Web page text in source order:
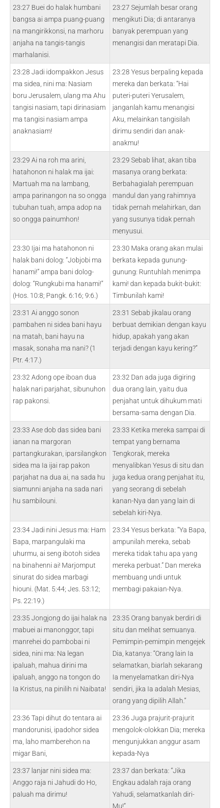
23:27 Buei do halak humbani
bangsa ai ampa puang-puang
na mangirikkonsi, na marhoru
anjaha na tangis-tangis
marhalanisi.
23:27 Sejumlah besar orang
mengikuti Dia; di antaranya
banyak perempuan yang
menangisi dan meratapi Dia.
23:28 Jadi idompakkon Jesus
ma sidea, nini ma: Nasiam
boru Jerusalem, ulang ma Ahu
tangisi nasiam, tapi dirinasiam
ma tangisi nasiam ampa
anaknasiam!
23:28 Yesus berpaling kepada
mereka dan berkata: “Hai
puteri-puteri Yerusalem,
janganlah kamu menangisi
Aku, melainkan tangisilah
dirimu sendiri dan anak-
anakmu!
23:29 Ai na roh ma arini,
hatahonon ni halak ma ijai:
Martuah ma na lambang,
ampa parinangon na so ongga
tubuhan tuah, ampa adop na
so ongga painumhon!
23:29 Sebab lihat, akan tiba
masanya orang berkata:
Berbahagialah perempuan
mandul dan yang rahimnya
tidak pernah melahirkan, dan
yang susunya tidak pernah
menyusui.
23:30 Ijai ma hatahonon ni
halak bani dolog: “Jobjobi ma
hanami!” ampa bani dolog-
dolog: “Rungkubi ma hanami!”
(Hos. 10:8; Pangk. 6:16; 9:6.)
23:30 Maka orang akan mulai
berkata kepada gunung-
gunung: Runtuhlah menimpa
kami! dan kepada bukit-bukit:
Timbunilah kami!
23:31 Ai anggo sonon
pambahen ni sidea bani hayu
na matah, bani hayu na
masak, sonaha ma nani? (1
Ptr. 4:17.)
23:31 Sebab jikalau orang
berbuat demikian dengan kayu
hidup, apakah yang akan
terjadi dengan kayu kering?”
23:32 Adong ope iboan dua
halak nari parjahat, sibunuhon
rap pakonsi.
23:32 Dan ada juga digiring
dua orang lain, yaitu dua
penjahat untuk dihukum mati
bersama-sama dengan Dia.
23:33 Ase dob das sidea bani
ianan na margoran
partangkurakan, iparsilangkon
sidea ma Ia ijai rap pakon
parjahat na dua ai, na sada hu
siamunni anjaha na sada nari
hu sambilouni.
23:33 Ketika mereka sampai di
tempat yang bernama
Tengkorak, mereka
menyalibkan Yesus di situ dan
juga kedua orang penjahat itu,
yang seorang di sebelah
kanan-Nya dan yang lain di
sebelah kiri-Nya.
23:34 Jadi nini Jesus ma: Ham
Bapa, marpangulaki ma
uhurmu, ai seng ibotoh sidea
na binahenni ai! Marjomput
sinurat do sidea marbagi
hiouni. (Mat. 5:44; Jes. 53:12;
Ps. 22:19.)
23:34 Yesus berkata: “Ya Bapa,
ampunilah mereka, sebab
mereka tidak tahu apa yang
mereka perbuat.” Dan mereka
membuang undi untuk
membagi pakaian-Nya.
23:35 Jongjong do ijai halak na
mabuei ai manonggor, tapi
manrehei do pambobai ni
sidea, nini ma: Na legan
ipaluah, mahua dirini ma
ipaluah, anggo na tongon do
Ia Kristus, na pinilih ni Naibata!
23:35 Orang banyak berdiri di
situ dan melihat semuanya.
Pemimpin-pemimpin mengejek
Dia, katanya: “Orang lain Ia
selamatkan, biarlah sekarang
Ia menyelamatkan diri-Nya
sendiri, jika Ia adalah Mesias,
orang yang dipilih Allah.”
23:36 Tapi dihut do tentara ai
mandorunisi, ipadohor sidea
ma, laho mamberehon na
migar Bani,
23:36 Juga prajurit-prajurit
mengolok-olokkan Dia; mereka
mengunjukkan anggur asam
kepada-Nya
23:37 lanjar nini sidea ma:
Anggo raja ni Jahudi do Ho,
paluah ma dirimu!
23:37 dan berkata: “Jika
Engkau adalah raja orang
Yahudi, selamatkanlah diri-
Mu!”